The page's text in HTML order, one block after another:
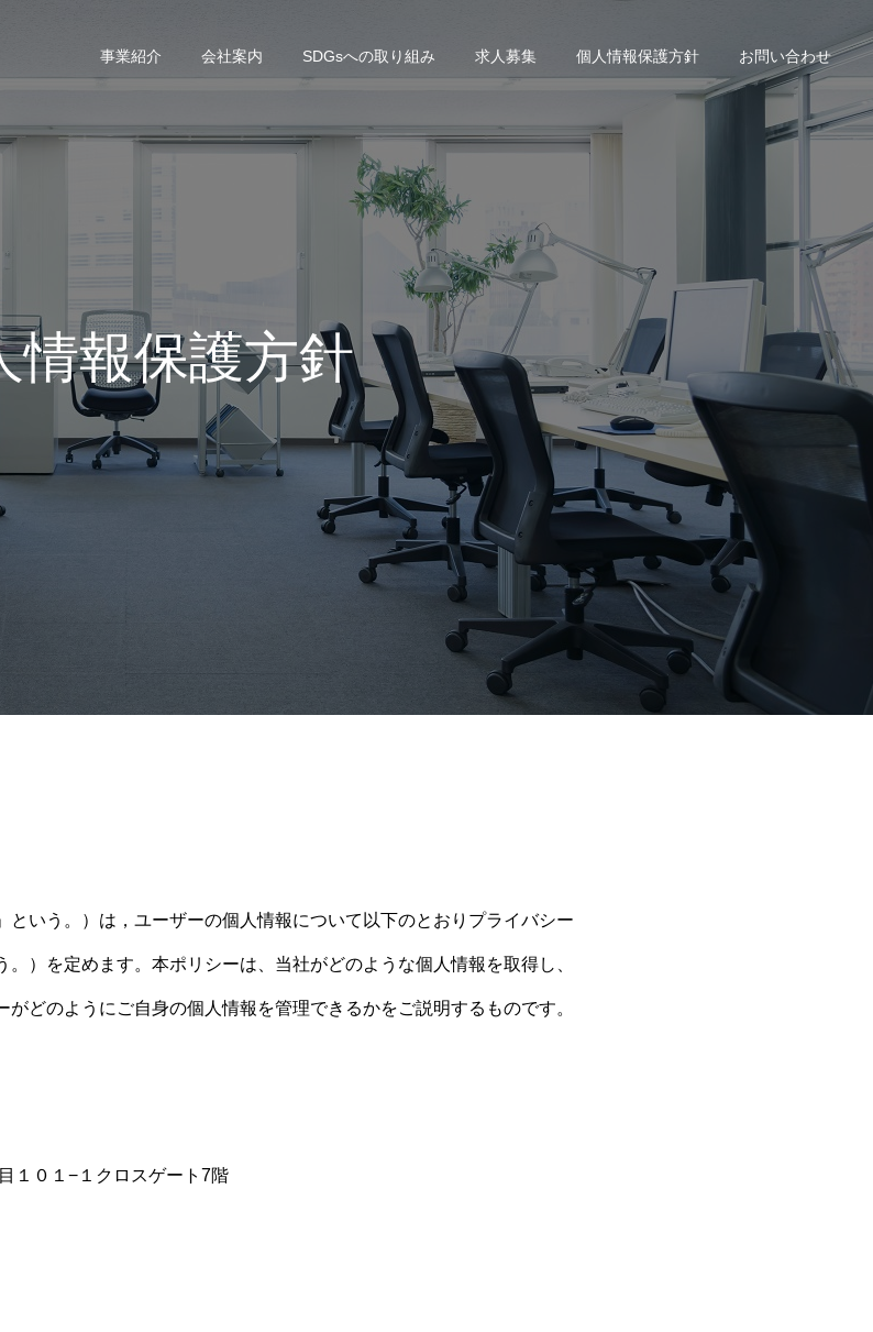
事業紹介 会社案内 SDGsへの取り組み 求人募集 個人情報保護方針 お問い合わせ
情報保護方針
という。）は，ユーザーの個人情報について以下のとおりプライバシー
）を定めます。本ポリシーは、当社がどのような個人情報を取得し、
どのようにご自身の個人情報を管理できるかをご説明するものです。
１０１−１クロスゲート7階